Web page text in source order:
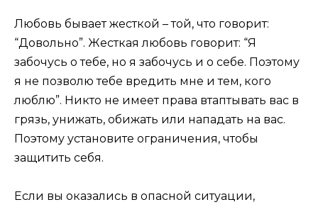
Любовь бывает жесткой – той, что говорит:
“Довольно”. Жесткая любовь говорит: “Я
забочусь о тебе, но я забочусь и о себе. Поэтому
я не позволю тебе вредить мне и тем, кого
люблю”. Никто не имеет права втаптывать вас в
грязь, унижать, обижать или нападать на вас.
Поэтому установите ограничения, чтобы
защитить себя.
Если вы оказались в опасной ситуации,